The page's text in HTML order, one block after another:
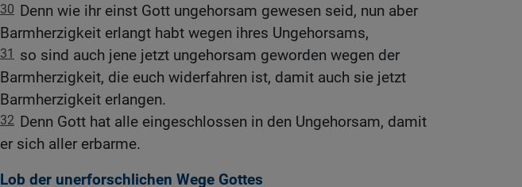
30 Denn wie ihr einst Gott ungehorsam gewesen seid, nun aber
Barmherzigkeit erlangt habt wegen ihres Ungehorsams,
31 so sind auch jene jetzt ungehorsam geworden wegen der
Barmherzigkeit, die euch widerfahren ist, damit auch sie jetzt
Barmherzigkeit erlangen.
32 Denn Gott hat alle eingeschlossen in den Ungehorsam, damit
er sich aller erbarme.
Lob der unerforschlichen Wege Gottes